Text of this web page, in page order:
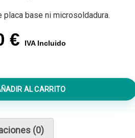
placa base ni microsoldadura.
€.
€El
actual
es:
250,00 €.
IVA Incluido
AL CARRITO
(0)